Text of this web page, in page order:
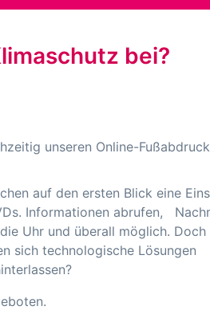
bei?
unseren Online-
auf den ersten Blick eine
Informationen abrufen,
Uhr und überall möglich.
sich technologische Lösungen